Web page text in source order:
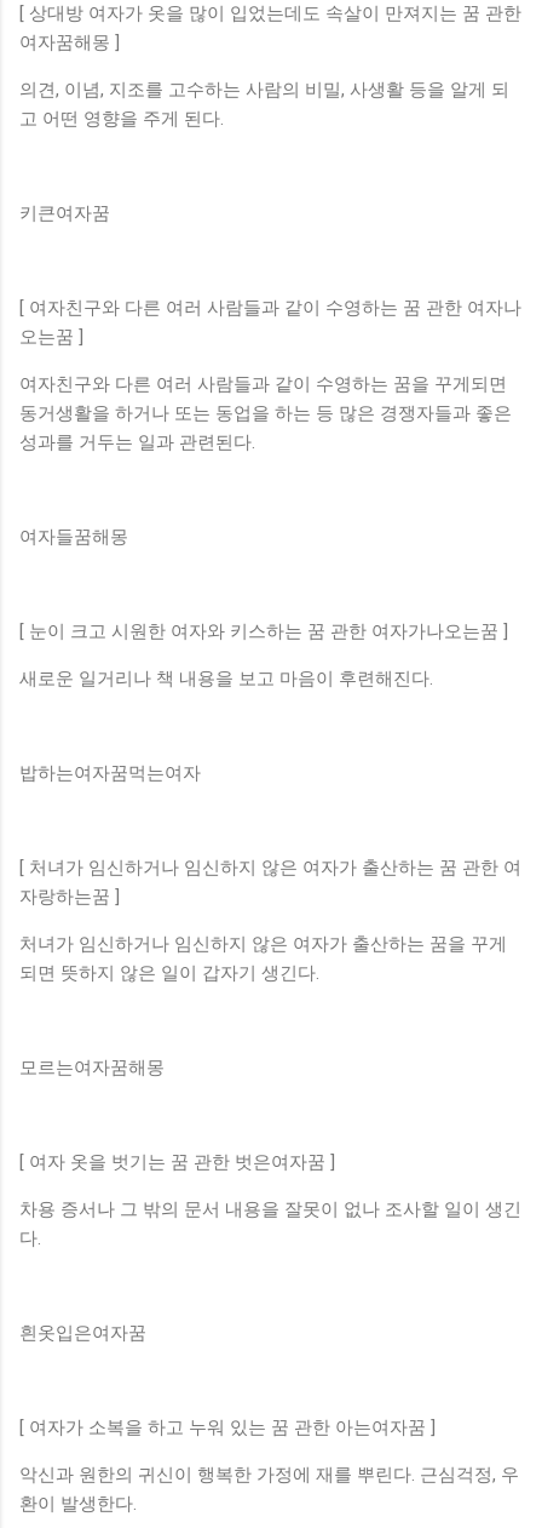
[ 상대방 여자가 옷을 많이 입었는데도 속살이 만져지는 꿈 관한
여자꿈해몽 ]
의견, 이념, 지조를 고수하는 사람의 비밀, 사생활 등을 알게 되
고 어떤 영향을 주게 된다.
키큰여자꿈
[ 여자친구와 다른 여러 사람들과 같이 수영하는 꿈 관한 여자나
오는꿈 ]
여자친구와 다른 여러 사람들과 같이 수영하는 꿈을 꾸게되면
동거생활을 하거나 또는 동업을 하는 등 많은 경쟁자들과 좋은
성과를 거두는 일과 관련된다.
여자들꿈해몽
[ 눈이 크고 시원한 여자와 키스하는 꿈 관한 여자가나오는꿈 ]
새로운 일거리나 책 내용을 보고 마음이 후련해진다.
밥하는여자꿈먹는여자
[ 처녀가 임신하거나 임신하지 않은 여자가 출산하는 꿈 관한 여
자랑하는꿈 ]
처녀가 임신하거나 임신하지 않은 여자가 출산하는 꿈을 꾸게
되면 뜻하지 않은 일이 갑자기 생긴다.
모르는여자꿈해몽
[ 여자 옷을 벗기는 꿈 관한 벗은여자꿈 ]
차용 증서나 그 밖의 문서 내용을 잘못이 없나 조사할 일이 생긴
다.
흰옷입은여자꿈
[ 여자가 소복을 하고 누워 있는 꿈 관한 아는여자꿈 ]
악신과 원한의 귀신이 행복한 가정에 재를 뿌린다. 근심걱정, 우
환이 발생한다.